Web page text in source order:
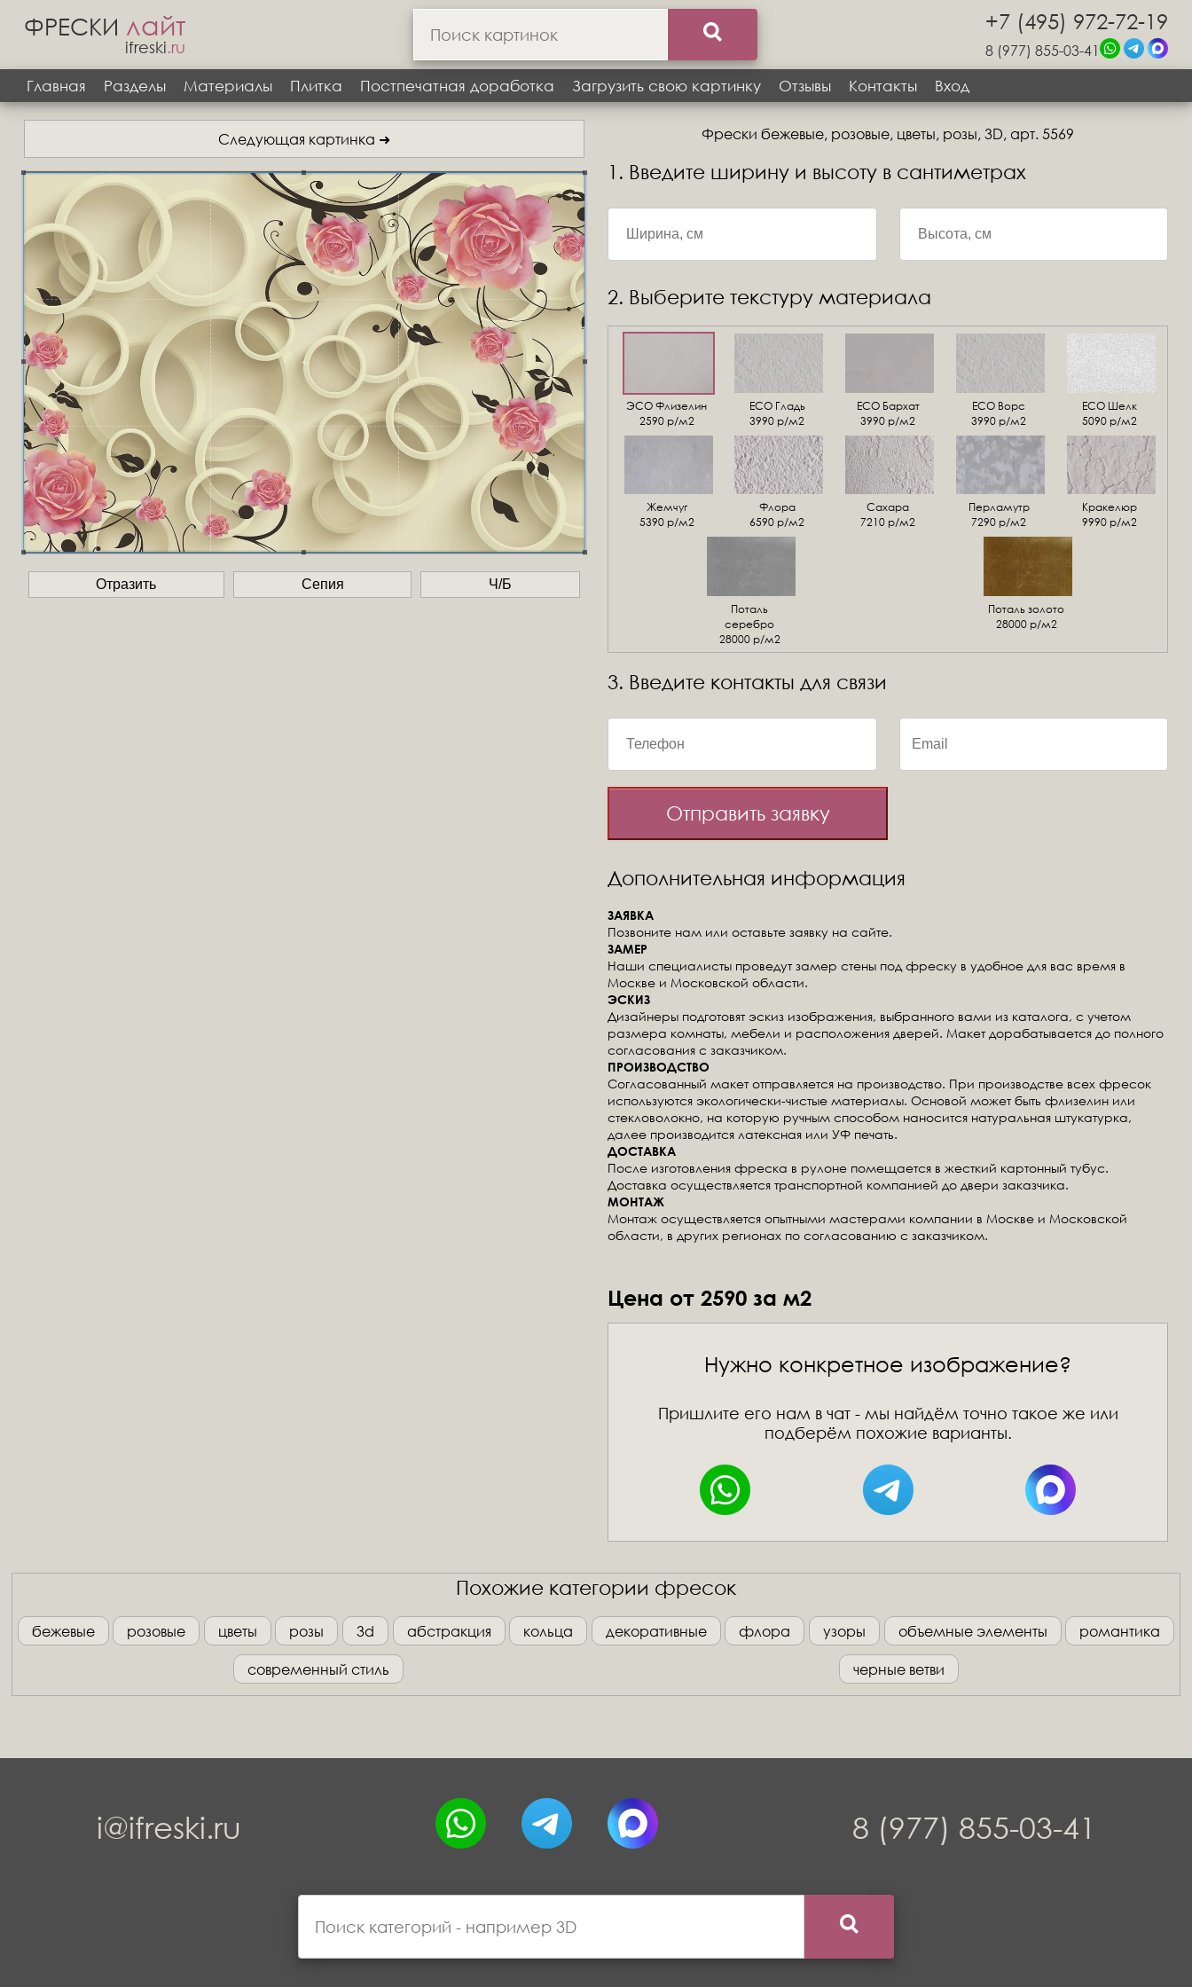
ФРЕСКИ лайт
ifreski.ru
+7 (495) 972-72-19
8 (977) 855-03-41
Главная
Разделы Материалы Плитка Постпечатная доработка Загрузить свою картинку Отзывы Контакты Вход
Следующая картинка ➜
Отразить Сепия Ч/Б
Фрески бежевые, розовые, цветы, розы, 3D, арт. 5569
1. Введите ширину и высоту в сантиметрах
2. Выберите текстуру материала
ЭСО Флизелин
2590 р/м2
ЕСО Гладь
3990 р/м2
ECO Бархат
3990 р/м2
ЕСО Ворс
3990 р/м2
ЕСО Шелк
5090 р/м2
Жемчуг
5390 р/м2
Флора
6590 р/м2
Сахара
7210 р/м2
Перламутр
7290 р/м2
Кракелюр
9990 р/м2
Поталь
серебро
28000 р/м2
Поталь золото
28000 р/м2
3. Введите контакты для связи
Отправить заявку
Дополнительная информация
ЗАЯВКА
Позвоните нам или оставьте заявку на сайте.
ЗАМЕР
Наши специалисты проведут замер стены под фреску в удобное для вас время в
Москве и Московской области.
ЭСКИЗ
Дизайнеры подготовят эскиз изображения, выбранного вами из каталога, с учетом
размера комнаты, мебели и расположения дверей. Макет дорабатывается до полного
согласования с заказчиком.
ПРОИЗВОДСТВО
Согласованный макет отправляется на производство. При производстве всех фресок
используются экологически-чистые материалы. Основой может быть флизелин или
стекловолокно, на которую ручным способом наносится натуральная штукатурка,
далее производится латексная или УФ печать.
ДОСТАВКА
После изготовления фреска в рулоне помещается в жесткий картонный тубус.
Доставка осуществляется транспортной компанией до двери заказчика.
МОНТАЖ
Монтаж осуществляется опытными мастерами компании в Москве и Московской
области, в других регионах по согласованию с заказчиком.
Цена от 2590 за м2
Нужно конкретное изображение?
Пришлите его нам в чат - мы найдём точно такое же или
подберём похожие варианты.
Похожие категории фресок
бежевые розовые цветы розы 3d абстракция кольца декоративные флора узоры объемные элементы романтика
современный стиль черные ветви
i@ifreski.ru 8 (977) 855-03-41